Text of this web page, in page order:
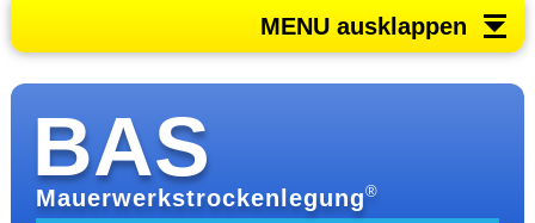
MENU ausklappen
BAS
Mauerwerkstrockenlegung®